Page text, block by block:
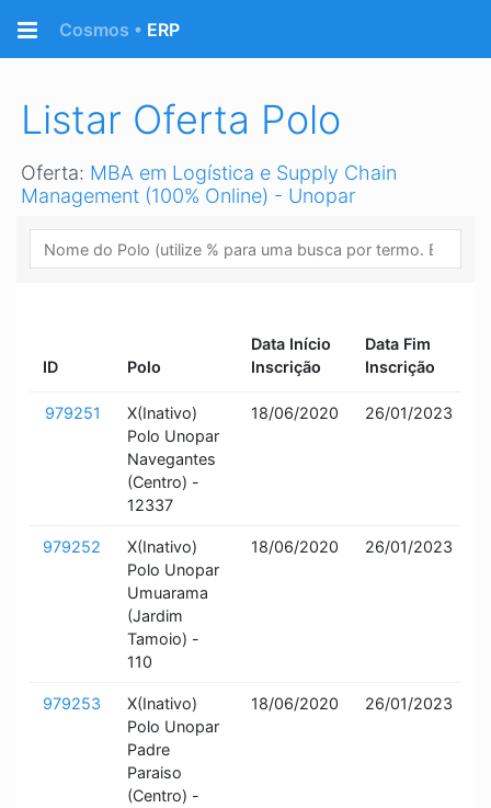
Retornar a página Inicial
Cosmos • ERP
Listar Oferta Polo
Oferta: MBA em Logística e Supply Chain
Management (100% Online) - Unopar
ID Polo
Data Início
Inscrição
Data Fim
Inscrição
979251
X(Inativo)
Polo Unopar
Navegantes
(Centro) -
12337
18/06/2020 26/01/2023
979252
X(Inativo)
Polo Unopar
Umuarama
(Jardim
Tamoio) -
110
18/06/2020 26/01/2023
979253
X(Inativo)
Polo Unopar
Padre
Paraiso
(Centro) -
18/06/2020 26/01/2023